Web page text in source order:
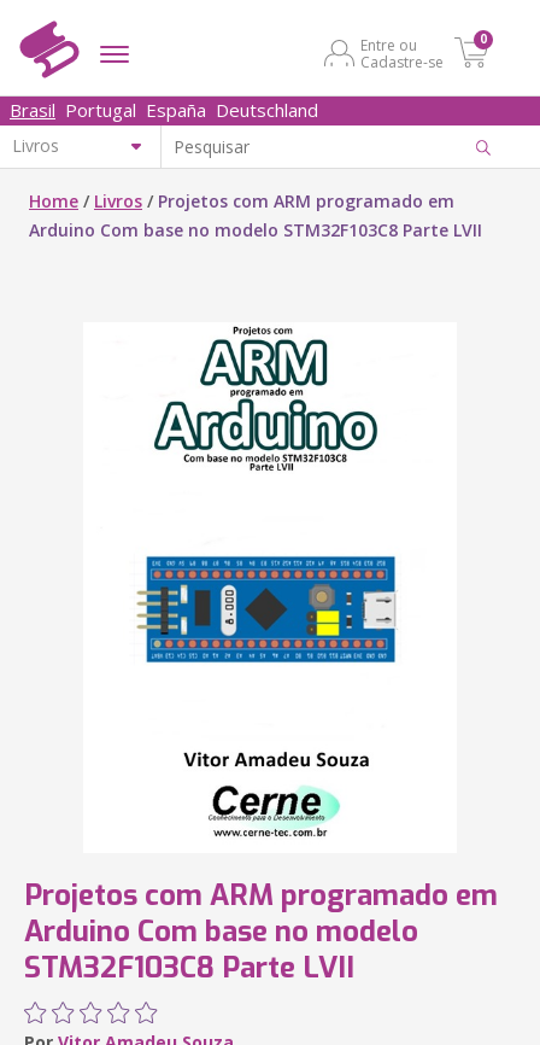
Entre ou
Cadastre-se
0
Brasil Portugal España Deutschland
Home / Livros / Projetos com ARM programado em
Arduino Com base no modelo STM32F103C8 Parte LVII
Projetos com ARM programado em
Arduino Com base no modelo
STM32F103C8 Parte LVII